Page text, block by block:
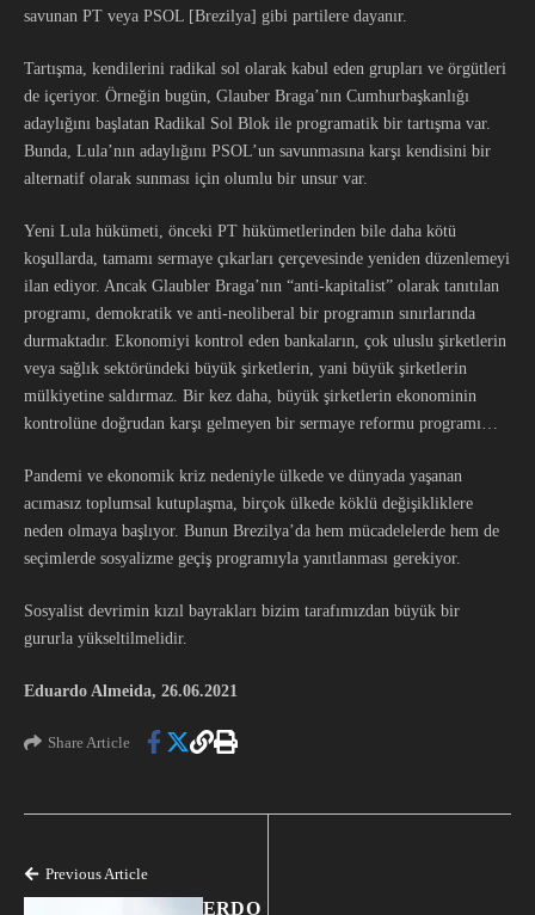
savunan PT veya PSOL [Brezilya] gibi partilere dayanır.
Tartışma, kendilerini radikal sol olarak kabul eden grupları ve örgütleri
de içeriyor. Örneğin bugün, Glauber Braga’nın Cumhurbaşkanlığı
adaylığını başlatan Radikal Sol Blok ile programatik bir tartışma var.
Bunda, Lula’nın adaylığını PSOL’un savunmasına karşı kendisini bir
alternatif olarak sunması için olumlu bir unsur var.
Yeni Lula hükümeti, önceki PT hükümetlerinden bile daha kötü
koşullarda, tamamı sermaye çıkarları çerçevesinde yeniden düzenlemeyi
ilan ediyor. Ancak Glaubler Braga’nın “anti-kapitalist” olarak tanıtılan
programı, demokratik ve anti-neoliberal bir programın sınırlarında
durmaktadır. Ekonomiyi kontrol eden bankaların, çok uluslu şirketlerin
veya sağlık sektöründeki büyük şirketlerin, yani büyük şirketlerin
mülkiyetine saldırmaz. Bir kez daha, büyük şirketlerin ekonominin
kontrolüne doğrudan karşı gelmeyen bir sermaye reformu programı…
Pandemi ve ekonomik kriz nedeniyle ülkede ve dünyada yaşanan
acımasız toplumsal kutuplaşma, birçok ülkede köklü değişikliklere
neden olmaya başlıyor. Bunun Brezilya’da hem mücadelelerde hem de
seçimlerde sosyalizme geçiş programıyla yanıtlanması gerekiyor.
Sosyalist devrimin kızıl bayrakları bizim tarafımızdan büyük bir
gururla yükseltilmelidir.
Eduardo Almeida, 26.06.2021
Share Article
Previous Article
ERDO